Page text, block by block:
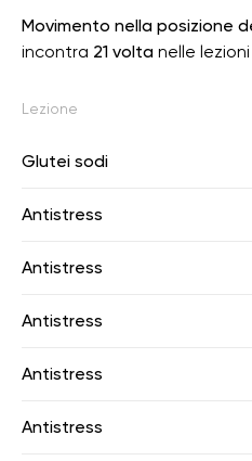
Movimento nella posizione
incontra 21 volta nelle
Lezione
Glutei sodi
Antistress
Antistress
Antistress
Antistress
Antistress